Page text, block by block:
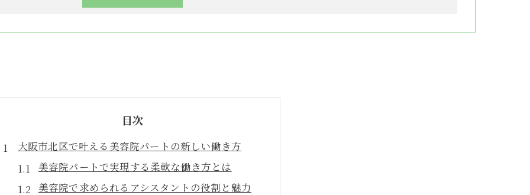
目次
大阪市北区で叶える美容院パートの新しい働き方
美容院パートで実現する柔軟な働き方とは
美容院で求められるアシスタントの役割と魅力